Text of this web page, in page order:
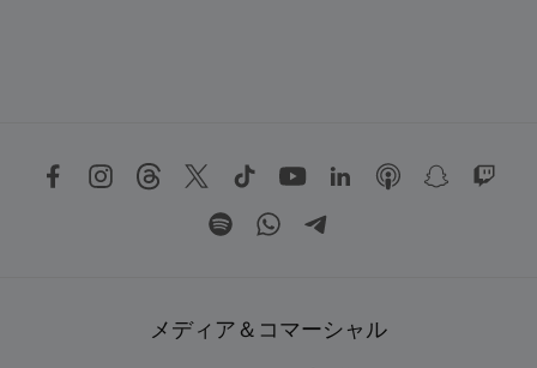
メディア＆コマーシャル